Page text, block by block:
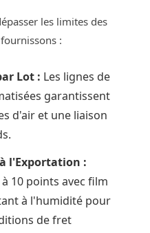
les limites des
:
Lot : Les lignes de
garantissent
d'air et une liaison
l'Exportation :
10 points avec film
à l'humidité pour
de fret